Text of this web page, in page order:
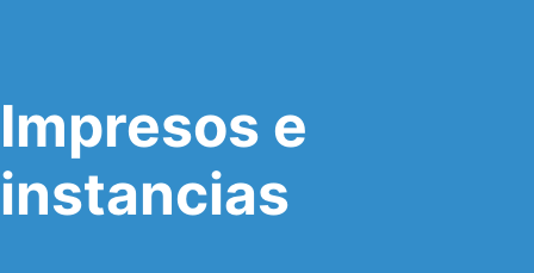
Impresos e
instancias